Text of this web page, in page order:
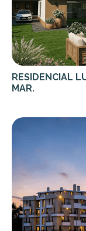
RESIDENCIAL
MAR.